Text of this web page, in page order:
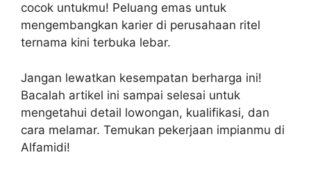
cocok untukmu! Peluang emas untuk
mengembangkan karier di perusahaan ritel
ternama kini terbuka lebar.
Jangan lewatkan kesempatan berharga ini!
Bacalah artikel ini sampai selesai untuk
mengetahui detail lowongan, kualifikasi, dan
cara melamar. Temukan pekerjaan impianmu di
Alfamidi!